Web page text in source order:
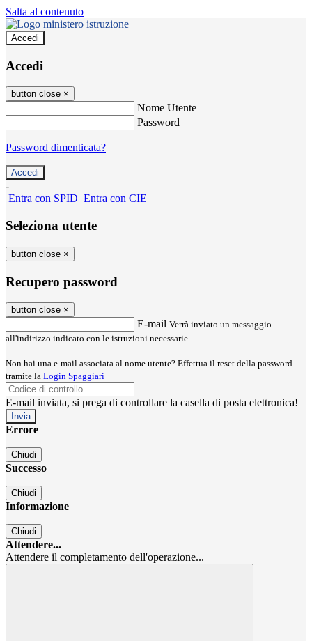
Salta al contenuto
Accedi
Accedi
button close ×
Nome Utente
Password
Password dimenticata?
-
Entra con SPID Entra con CIE
Seleziona utente
button close ×
Recupero password
button close ×
E-mail Verrà inviato un messaggio
all'indirizzo indicato con le istruzioni necessarie.
Non hai una e-mail associata al nome utente? Effettua il reset della password
tramite la Login Spaggiari
E-mail inviata, si prega di controllare la casella di posta elettronica!
Errore
Chiudi
Successo
Chiudi
Informazione
Chiudi
Attendere...
Attendere il completamento dell'operazione...